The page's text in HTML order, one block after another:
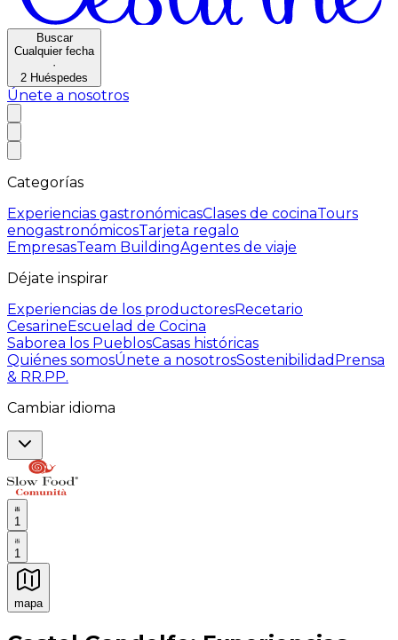
Buscar
Cualquier fecha
·
2 Huéspedes
Únete a nosotros
Categorías
Experiencias gastronómicasClases de cocinaTours
enogastronómicosTarjeta regalo
EmpresasTeam BuildingAgentes de viaje
Déjate inspirar
Experiencias de los productoresRecetario
CesarineEscuelad de Cocina
Saborea los PueblosCasas históricas
Quiénes somosÚnete a nosotrosSostenibilidad Prensa
& RR.PP.
Cambiar idioma
1
1
mapa